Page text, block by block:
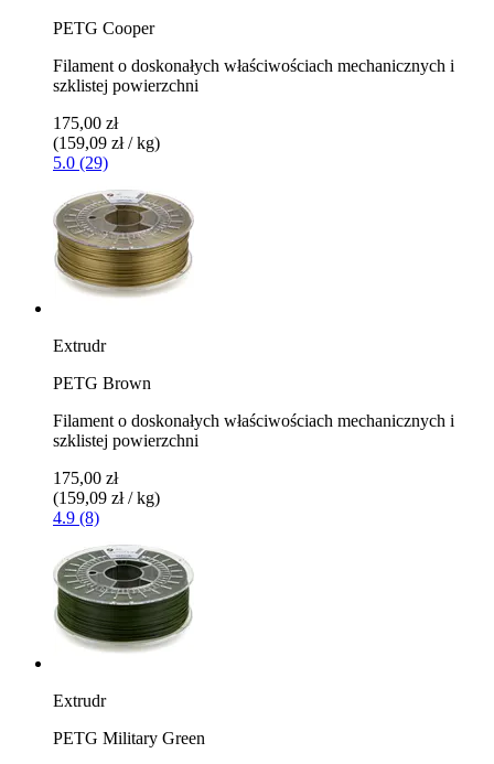
PETG Cooper
Filament o doskonałych właściwościach mechanicznych i
szklistej powierzchni
175,00 zł
(159,09 zł / kg)
5.0 (29)
Extrudr
PETG Brown
Filament o doskonałych właściwościach mechanicznych i
szklistej powierzchni
175,00 zł
(159,09 zł / kg)
4.9 (8)
Extrudr
PETG Military Green